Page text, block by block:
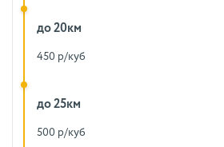
до 20км
450 р/куб
до 25км
500 р/куб